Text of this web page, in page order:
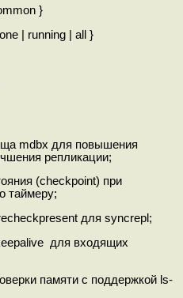
}
| running | all }
mdbx для повышения
репликации;
(checkpoint) при
таймеру;
для syncrepl;
для входящих
памяти с поддержкой ls-